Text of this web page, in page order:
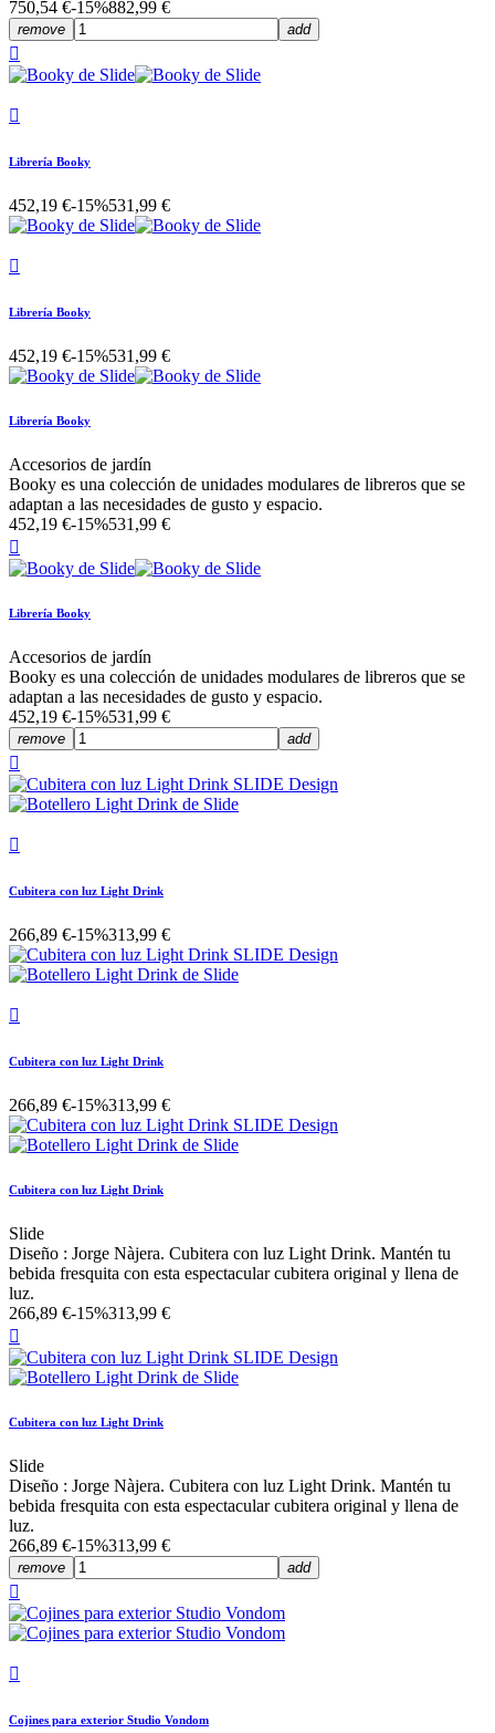
750,54 €-15%882,99 €
remove add


Librería Booky
452,19 €-15%531,99 €

Librería Booky
452,19 €-15%531,99 €
Librería Booky
Accesorios de jardín
Booky es una colección de unidades modulares de libreros que se
adaptan a las necesidades de gusto y espacio.
452,19 €-15%531,99 €

Librería Booky
Accesorios de jardín
Booky es una colección de unidades modulares de libreros que se
adaptan a las necesidades de gusto y espacio.
452,19 €-15%531,99 €
remove add


Cubitera con luz Light Drink
266,89 €-15%313,99 €

Cubitera con luz Light Drink
266,89 €-15%313,99 €
Cubitera con luz Light Drink
Slide
Diseño : Jorge Nàjera. Cubitera con luz Light Drink. Mantén tu
bebida fresquita con esta espectacular cubitera original y llena de
luz.
266,89 €-15%313,99 €

Cubitera con luz Light Drink
Slide
Diseño : Jorge Nàjera. Cubitera con luz Light Drink. Mantén tu
bebida fresquita con esta espectacular cubitera original y llena de
luz.
266,89 €-15%313,99 €
remove add


Cojines para exterior Studio Vondom